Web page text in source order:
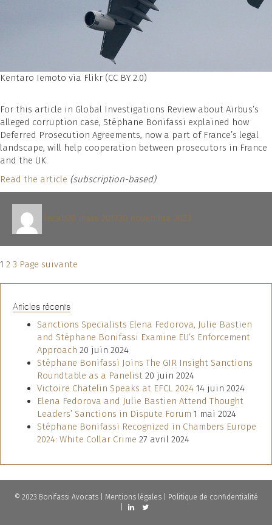
Kentaro Iemoto via Flikr (CC BY 2.0)
For this article in Global Investigations Review about Airbus’s
alleged corruption case, Stéphane Bonifassi explained how
Deferred Prosecution Agreements, now a part of France’s legal
landscape, will help cooperation between prosecutors in France
and the UK.
Read the article (subscription-based)
lecable
20 mars 201730 novembre 2023
Pagination
des
publications
Page
1 Page
2 Page
3 Page suivante
Articles récents
Sanctions Specialists Elena Fedorova, Julie Bastien
and Stéphane Bonifassi Examine EU’s Enforcement
Approach 20 juin 2024
Stéphane Bonifassi Joins The GIR Insight Sanctions
Roundtable as a Panelist 20 juin 2024
Victoire Chatelin Speaks at EFCL 2024 14 juin 2024
Elena Fedorova and Julie Bastien Attend Thought
Leaders’ Sanctions in Dispute Forum 1 mai 2024
Stéphane Bonifassi Recognized in Chambers Europe
2024: White Collar Crime 27 avril 2024
© 2023 Bonifassi Avocats | Mentions légales|
Politique de confidentialité